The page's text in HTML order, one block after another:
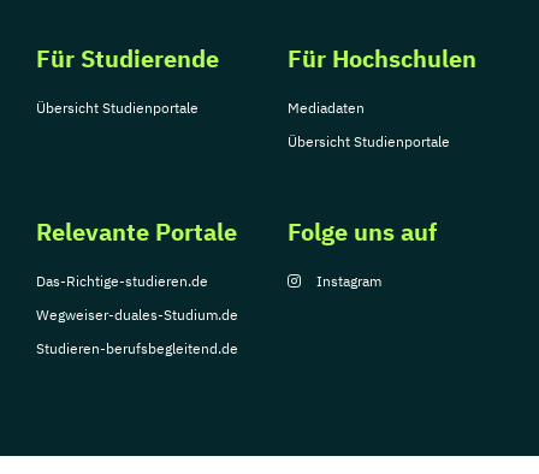
Für Studierende
Übersicht Studienportale
Für Hochschulen
Mediadaten
Übersicht Studienportale
Relevante Portale
Das-Richtige-studieren.de
Wegweiser-duales-Studium.de
Studieren-berufsbegleitend.de
Folge uns auf
Instagram